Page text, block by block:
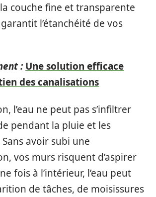
couche fine et transparente
l’étanchéité de vos
: Une solution efficace
des canalisations
l’eau ne peut pas s’infiltrer
pendant la pluie et les
avoir subi une
vos murs risquent d’aspirer
fois à l’intérieur, l’eau peut
de tâches, de moisissures